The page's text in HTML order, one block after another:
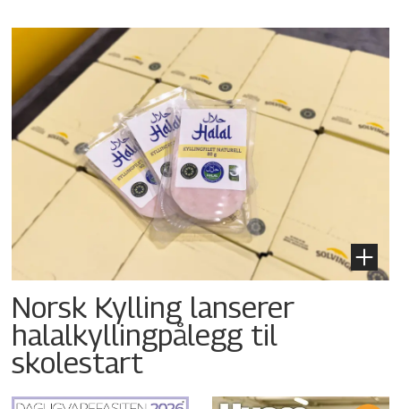
Norsk Kylling lanserer
halalkyllingpålegg til
skolestart